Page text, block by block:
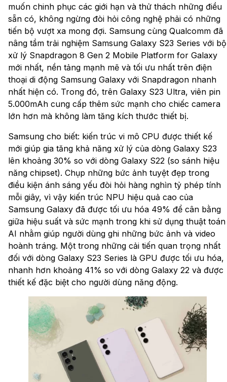
muốn chinh phục các giới hạn và thử thách những điều
sẵn có, không ngừng đòi hỏi công nghệ phải có những
tiến bộ vượt xa mong đợi. Samsung cùng Qualcomm đã
nâng tầm trải nghiệm Samsung Galaxy S23 Series với bộ
xử lý Snapdragon 8 Gen 2 Mobile Platform for Galaxy
mới nhất, nền tảng mạnh mẽ và tối ưu nhất trên điện
thoại di động Samsung Galaxy với Snapdragon nhanh
nhất hiện có. Trong đó, trên Galaxy S23 Ultra, viên pin
5.000mAh cung cấp thêm sức mạnh cho chiếc camera
lớn hơn mà không làm tăng kích thước thiết bị.
Samsung cho biết: kiến trúc vi mô CPU được thiết kế
mới giúp gia tăng khả năng xử lý của dòng Galaxy S23
lên khoảng 30% so với dòng Galaxy S22 (so sánh hiệu
năng chipset). Chụp những bức ảnh tuyệt đẹp trong
điều kiện ánh sáng yếu đòi hỏi hàng nghìn tỷ phép tính
mỗi giây, vì vậy kiến trúc NPU hiệu quả cao của
Samsung Galaxy đã được tối ưu hóa 49% để cân bằng
giữa hiệu suất và sức mạnh trong khi sử dụng thuật toán
AI nhằm giúp người dùng ghi những bức ảnh và video
hoành tráng. Một trong những cải tiến quan trọng nhất
đối với dòng Galaxy S23 Series là GPU được tối ưu hóa,
nhanh hơn khoảng 41% so với dòng Galaxy 22 và được
thiết kế đặc biệt cho người dùng năng động.